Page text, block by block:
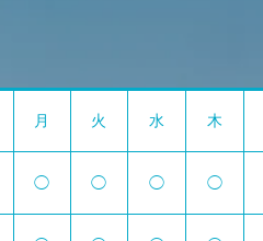
月 火 水 木
◯ ◯ ◯ ◯